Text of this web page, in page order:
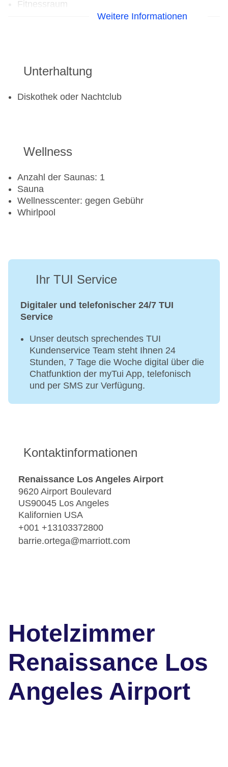
Fitnessraum
Weitere Informationen
Unterhaltung
Diskothek oder Nachtclub
Wellness
Anzahl der Saunas: 1
Sauna
Wellnesscenter: gegen Gebühr
Whirlpool
Ihr TUI Service
Digitaler und telefonischer 24/7 TUI
Service
Unser deutsch sprechendes TUI
Kundenservice Team steht Ihnen 24
Stunden, 7 Tage die Woche digital über die
Chatfunktion der myTui App, telefonisch
und per SMS zur Verfügung.
Kontaktinformationen
Renaissance Los Angeles Airport
9620 Airport Boulevard
US90045 Los Angeles
Kalifornien USA
+001 +13103372800
barrie.ortega@marriott.com
Hotelzimmer
Renaissance Los
Angeles Airport